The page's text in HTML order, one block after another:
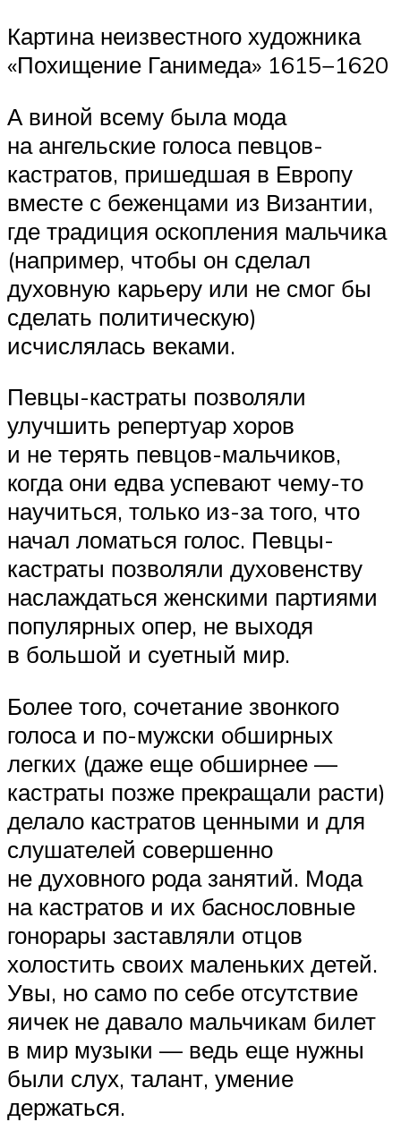
Картина неизвестного художника
«Похищение Ганимеда» 1615−1620
А виной всему была мода
на ангельские голоса певцов-
кастратов, пришедшая в Европу
вместе с беженцами из Византии,
где традиция оскопления мальчика
(например, чтобы он сделал
духовную карьеру или не смог бы
сделать политическую)
исчислялась веками.
Певцы-кастраты позволяли
улучшить репертуар хоров
и не терять певцов-мальчиков,
когда они едва успевают чему-то
научиться, только из-за того, что
начал ломаться голос. Певцы-
кастраты позволяли духовенству
наслаждаться женскими партиями
популярных опер, не выходя
в большой и суетный мир.
Более того, сочетание звонкого
голоса и по-мужски обширных
легких (даже еще обширнее —
кастраты позже прекращали расти)
делало кастратов ценными и для
слушателей совершенно
не духовного рода занятий. Мода
на кастратов и их баснословные
гонорары заставляли отцов
холостить своих маленьких детей.
Увы, но само по себе отсутствие
яичек не давало мальчикам билет
в мир музыки — ведь еще нужны
были слух, талант, умение
держаться.